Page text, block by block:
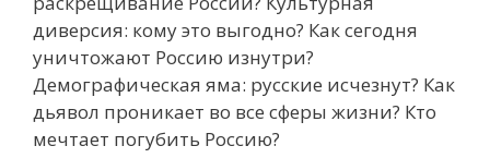
диверсия: кому это выгодно? Как сегодня
уничтожают Россию изнутри?
Демографическая яма: русские исчезнут? Как
дьявол проникает во все сферы жизни? Кто
мечтает погубить Россию?